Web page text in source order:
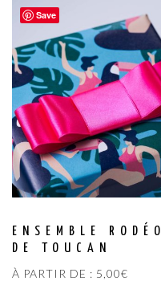
Save
ENSEMBLE RODÉO
DE TOUCAN
À PARTIR DE : 5,00€